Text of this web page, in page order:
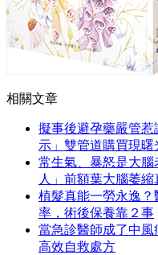
相關文章
擬事後避孕藥嚴管
示」雙管道購買現曙
常生氣、暴怒是大
人」前額葉大腦萎縮
植髮真能一勞永逸
率，術後保養靠２事
當急診醫師成了中
高效自救處方